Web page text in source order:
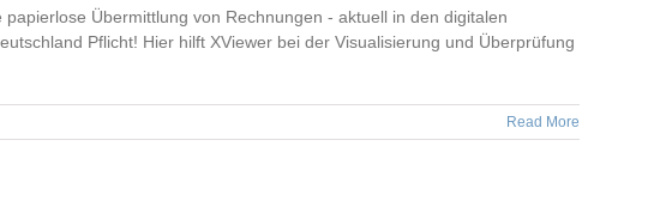
Übermittlung von Rechnungen - aktuell in den digitalen
Pflicht! Hier hilft XViewer bei der Visualisierung und Überprüfung
Read More